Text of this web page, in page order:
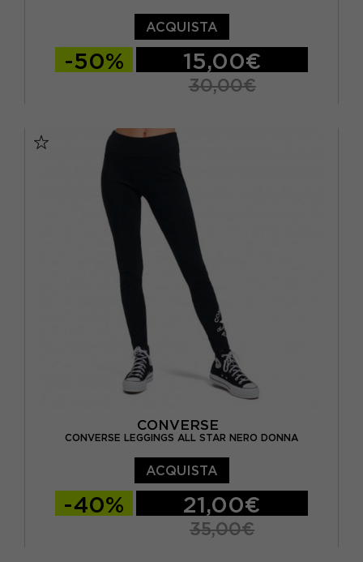
ACQUISTA
-50% 15,00€
30,00€
CONVERSE
CONVERSE LEGGINGS ALL STAR NERO DONNA
ACQUISTA
-40% 21,00€
35,00€